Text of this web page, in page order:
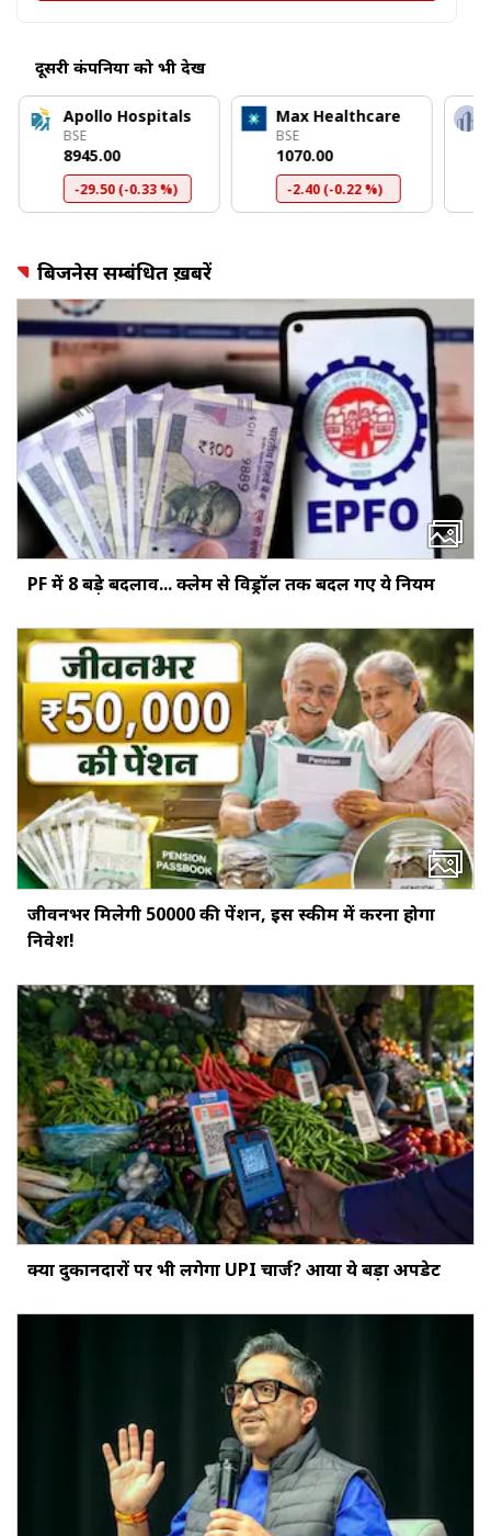
दूसरी कंपनियों को भी देखें
Apollo Hospitals
BSE
₹8945.00
-29.50 (-0.33 %)
Max Healthcare
BSE
₹1070.00
-2.40 (-0.22 %)
बिजनेस सम्बंधित ख़बरें
PF में 8 बड़े बदलाव... क्‍लेम से विड्रॉल तक बदल गए ये नियम
जीवनभर मिलेगी ₹50000 की पेंशन, इस स्‍कीम में करना होगा
निवेश!
क्‍या दुकानदारों पर भी लगेगा UPI चार्ज? आया ये बड़ा अपडेट